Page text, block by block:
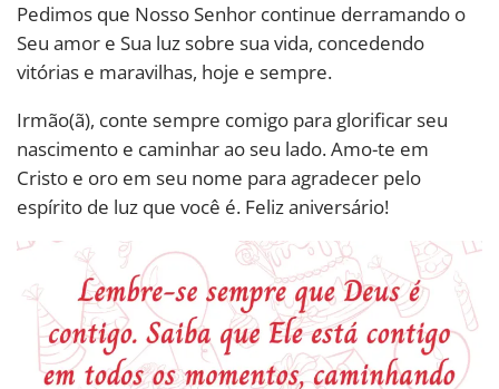
Pedimos que Nosso Senhor continue derramando o
Seu amor e Sua luz sobre sua vida, concedendo
vitórias e maravilhas, hoje e sempre.
Irmão(ã), conte sempre comigo para glorificar seu
nascimento e caminhar ao seu lado. Amo-te em
Cristo e oro em seu nome para agradecer pelo
espírito de luz que você é. Feliz aniversário!